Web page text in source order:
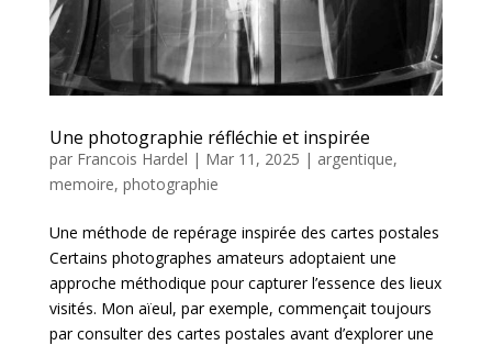
Une photographie réfléchie et inspirée
par Francois Hardel | Mar 11, 2025 | argentique,
memoire, photographie
Une méthode de repérage inspirée des cartes postales
Certains photographes amateurs adoptaient une
approche méthodique pour capturer l’essence des lieux
visités. Mon aïeul, par exemple, commençait toujours
par consulter des cartes postales avant d’explorer une